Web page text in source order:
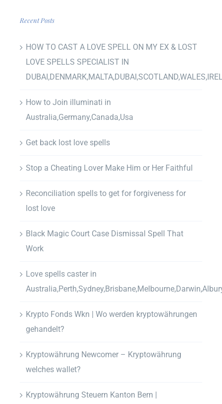
Recent Posts
HOW TO CAST A LOVE SPELL ON MY EX & LOST
LOVE SPELLS SPECIALIST IN
How to Join illuminati in
Australia,Germany,Canada,Usa
Get back lost love spells
Stop a Cheating Lover Make Him or Her Faithful
Reconciliation spells to get for forgiveness for
lost love
Black Magic Court Case Dismissal Spell That
Work
Love spells caster in
Krypto Fonds Wkn | Wo werden kryptowährungen
gehandelt?
Kryptowährung Newcomer – Kryptowährung
welches wallet?
Kryptowährung Steuern Kanton Bern |